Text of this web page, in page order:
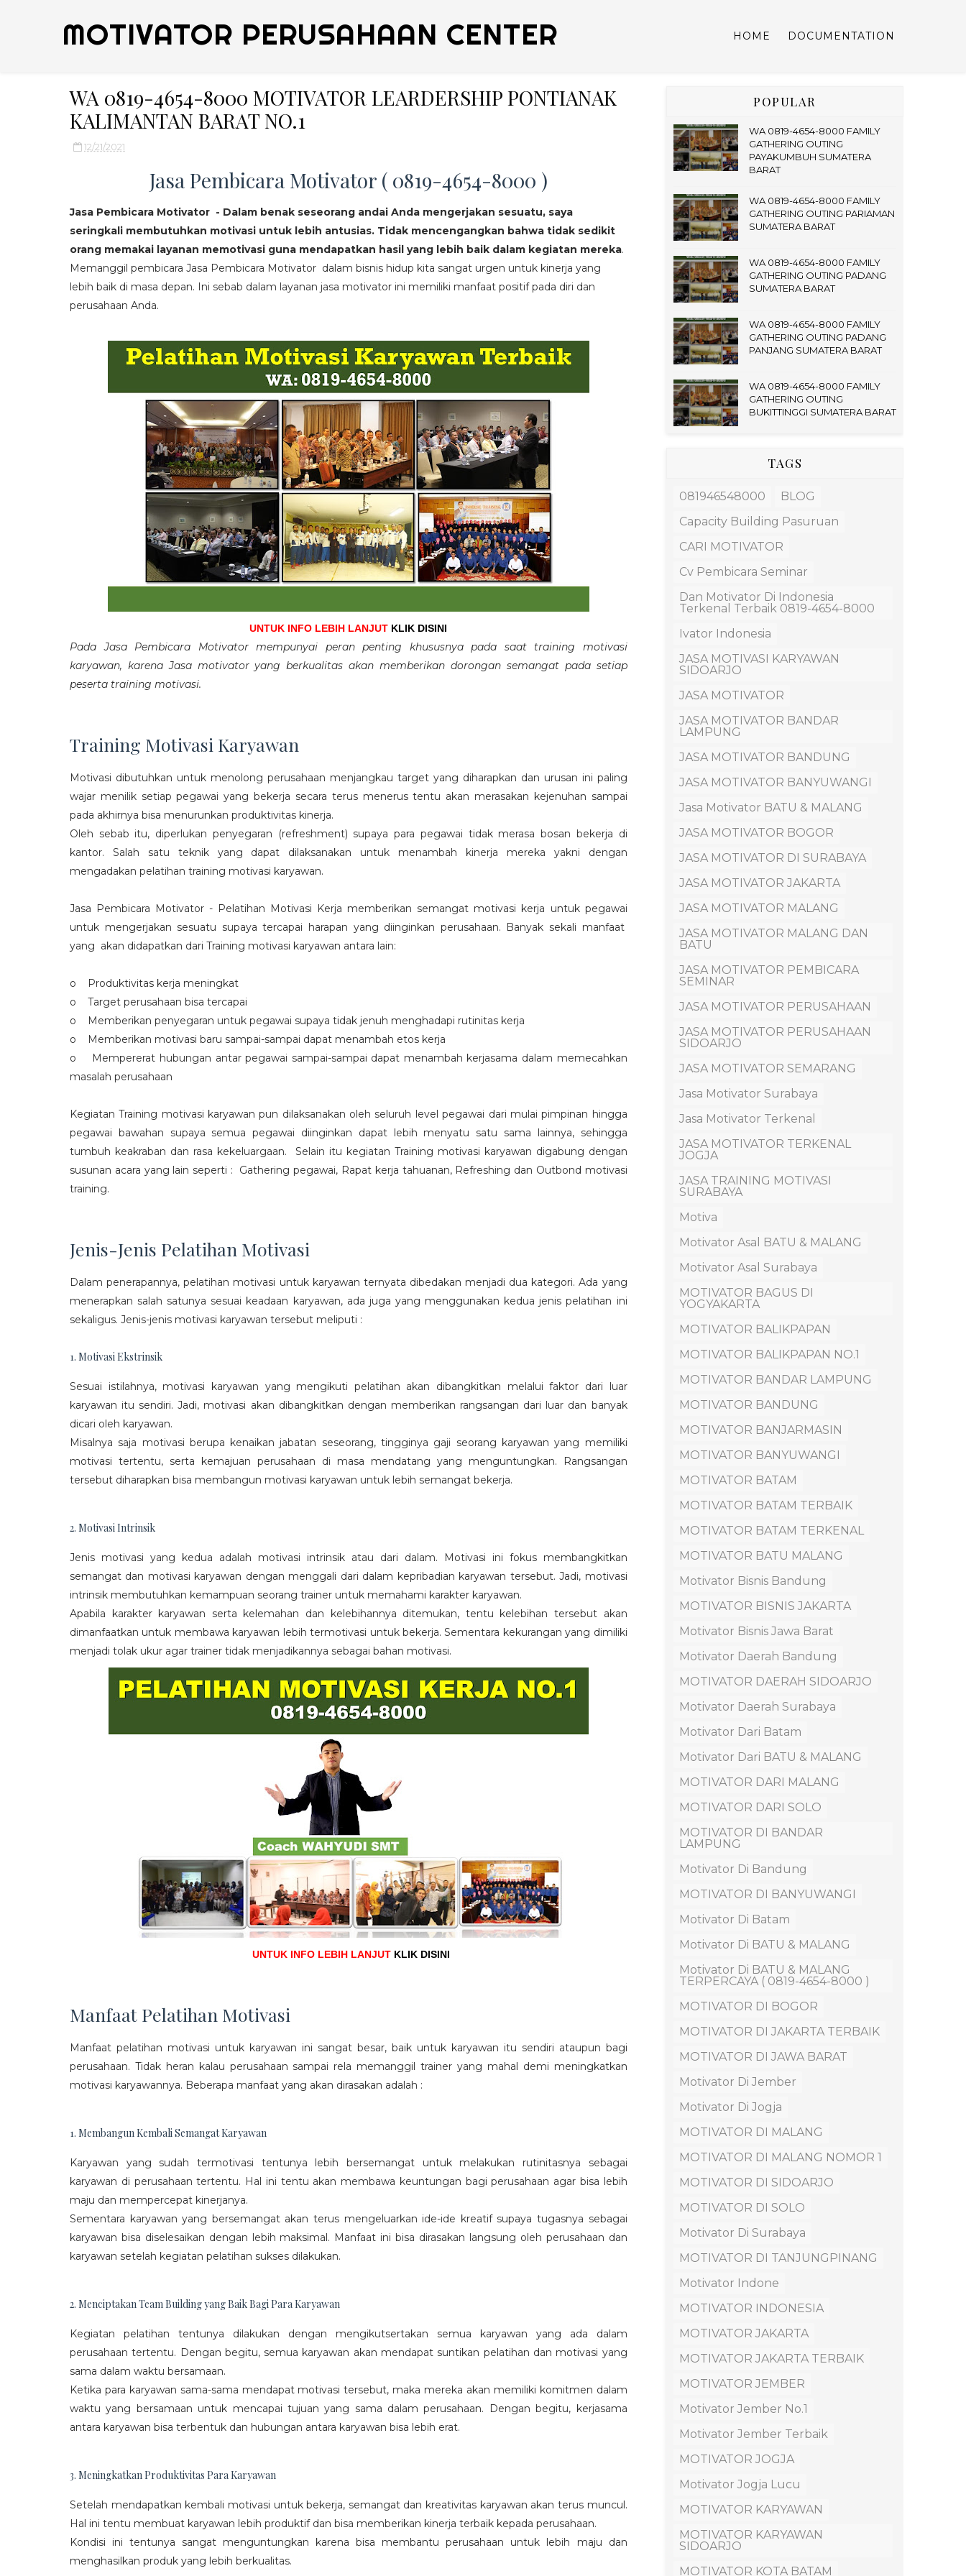
MOTIVATOR PERUSAHAAN CENTER HOME DOCUMENTATION
WA 0819-4654-8000 MOTIVATOR LEARDERSHIP PONTIANAK
KALIMANTAN BARAT NO.1
12/21/2021
Jasa Pembicara Motivator ( 0819-4654-8000 )
Jasa Pembicara Motivator - Dalam benak seseorang andai Anda mengerjakan sesuatu, saya
seringkali membutuhkan motivasi untuk lebih antusias. Tidak mencengangkan bahwa tidak sedikit
orang memakai layanan memotivasi guna mendapatkan hasil yang lebih baik dalam kegiatan mereka.
Memanggil pembicara Jasa Pembicara Motivator dalam bisnis hidup kita sangat urgen untuk kinerja yang
lebih baik di masa depan. Ini sebab dalam layanan jasa motivator ini memiliki manfaat positif pada diri dan
perusahaan Anda.
UNTUK INFO LEBIH LANJUT KLIK DISINI
Pada Jasa Pembicara Motivator mempunyai peran penting khususnya pada saat training motivasi
karyawan, karena Jasa motivator yang berkualitas akan memberikan dorongan semangat pada setiap
peserta training motivasi.
Training Motivasi Karyawan
Motivasi dibutuhkan untuk menolong perusahaan menjangkau target yang diharapkan dan urusan ini paling
wajar menilik setiap pegawai yang bekerja secara terus menerus tentu akan merasakan kejenuhan sampai
pada akhirnya bisa menurunkan produktivitas kinerja.
Oleh sebab itu, diperlukan penyegaran (refreshment) supaya para pegawai tidak merasa bosan bekerja di
kantor. Salah satu teknik yang dapat dilaksanakan untuk menambah kinerja mereka yakni dengan
mengadakan pelatihan training motivasi karyawan.
Jasa Pembicara Motivator - Pelatihan Motivasi Kerja memberikan semangat motivasi kerja untuk pegawai
untuk mengerjakan sesuatu supaya tercapai harapan yang diinginkan perusahaan. Banyak sekali manfaat
yang akan didapatkan dari Training motivasi karyawan antara lain:
o Produktivitas kerja meningkat
o Target perusahaan bisa tercapai
o Memberikan penyegaran untuk pegawai supaya tidak jenuh menghadapi rutinitas kerja
o Memberikan motivasi baru sampai-sampai dapat menambah etos kerja
o Mempererat hubungan antar pegawai sampai-sampai dapat menambah kerjasama dalam memecahkan
masalah perusahaan
Kegiatan Training motivasi karyawan pun dilaksanakan oleh seluruh level pegawai dari mulai pimpinan hingga
pegawai bawahan supaya semua pegawai diinginkan dapat lebih menyatu satu sama lainnya, sehingga
tumbuh keakraban dan rasa kekeluargaan. Selain itu kegiatan Training motivasi karyawan digabung dengan
susunan acara yang lain seperti : Gathering pegawai, Rapat kerja tahuanan, Refreshing dan Outbond motivasi
training.
Jenis-Jenis Pelatihan Motivasi
Dalam penerapannya, pelatihan motivasi untuk karyawan ternyata dibedakan menjadi dua kategori. Ada yang
menerapkan salah satunya sesuai keadaan karyawan, ada juga yang menggunakan kedua jenis pelatihan ini
sekaligus. Jenis-jenis motivasi karyawan tersebut meliputi :
1. Motivasi Ekstrinsik
Sesuai istilahnya, motivasi karyawan yang mengikuti pelatihan akan dibangkitkan melalui faktor dari luar
karyawan itu sendiri. Jadi, motivasi akan dibangkitkan dengan memberikan rangsangan dari luar dan banyak
dicari oleh karyawan.
Misalnya saja motivasi berupa kenaikan jabatan seseorang, tingginya gaji seorang karyawan yang memiliki
motivasi tertentu, serta kemajuan perusahaan di masa mendatang yang menguntungkan. Rangsangan
tersebut diharapkan bisa membangun motivasi karyawan untuk lebih semangat bekerja.
2. Motivasi Intrinsik
Jenis motivasi yang kedua adalah motivasi intrinsik atau dari dalam. Motivasi ini fokus membangkitkan
semangat dan motivasi karyawan dengan menggali dari dalam kepribadian karyawan tersebut. Jadi, motivasi
intrinsik membutuhkan kemampuan seorang trainer untuk memahami karakter karyawan.
Apabila karakter karyawan serta kelemahan dan kelebihannya ditemukan, tentu kelebihan tersebut akan
dimanfaatkan untuk membawa karyawan lebih termotivasi untuk bekerja. Sementara kekurangan yang dimiliki
menjadi tolak ukur agar trainer tidak menjadikannya sebagai bahan motivasi.
UNTUK INFO LEBIH LANJUT KLIK DISINI
Manfaat Pelatihan Motivasi
Manfaat pelatihan motivasi untuk karyawan ini sangat besar, baik untuk karyawan itu sendiri ataupun bagi
perusahaan. Tidak heran kalau perusahaan sampai rela memanggil trainer yang mahal demi meningkatkan
motivasi karyawannya. Beberapa manfaat yang akan dirasakan adalah :
1. Membangun Kembali Semangat Karyawan
Karyawan yang sudah termotivasi tentunya lebih bersemangat untuk melakukan rutinitasnya sebagai
karyawan di perusahaan tertentu. Hal ini tentu akan membawa keuntungan bagi perusahaan agar bisa lebih
maju dan mempercepat kinerjanya.
Sementara karyawan yang bersemangat akan terus mengeluarkan ide-ide kreatif supaya tugasnya sebagai
karyawan bisa diselesaikan dengan lebih maksimal. Manfaat ini bisa dirasakan langsung oleh perusahaan dan
karyawan setelah kegiatan pelatihan sukses dilakukan.
2. Menciptakan Team Building yang Baik Bagi Para Karyawan
Kegiatan pelatihan tentunya dilakukan dengan mengikutsertakan semua karyawan yang ada dalam
perusahaan tertentu. Dengan begitu, semua karyawan akan mendapat suntikan pelatihan dan motivasi yang
sama dalam waktu bersamaan.
Ketika para karyawan sama-sama mendapat motivasi tersebut, maka mereka akan memiliki komitmen dalam
waktu yang bersamaan untuk mencapai tujuan yang sama dalam perusahaan. Dengan begitu, kerjasama
antara karyawan bisa terbentuk dan hubungan antara karyawan bisa lebih erat.
3. Meningkatkan Produktivitas Para Karyawan
Setelah mendapatkan kembali motivasi untuk bekerja, semangat dan kreativitas karyawan akan terus muncul.
Hal ini tentu membuat karyawan lebih produktif dan bisa memberikan kinerja terbaik kepada perusahaan.
Kondisi ini tentunya sangat menguntungkan karena bisa membantu perusahaan untuk lebih maju dan
menghasilkan produk yang lebih berkualitas.
POPULAR
WA 0819-4654-8000 FAMILY
GATHERING OUTING
PAYAKUMBUH SUMATERA
BARAT
WA 0819-4654-8000 FAMILY
GATHERING OUTING PARIAMAN
SUMATERA BARAT
WA 0819-4654-8000 FAMILY
GATHERING OUTING PADANG
SUMATERA BARAT
WA 0819-4654-8000 FAMILY
GATHERING OUTING PADANG
PANJANG SUMATERA BARAT
WA 0819-4654-8000 FAMILY
GATHERING OUTING
BUKITTINGGI SUMATERA BARAT
TAGS
081946548000
BLOG
Capacity Building Pasuruan
CARI MOTIVATOR
Cv Pembicara Seminar
Dan Motivator Di Indonesia
Terkenal Terbaik 0819-4654-8000
Ivator Indonesia
JASA MOTIVASI KARYAWAN
SIDOARJO
JASA MOTIVATOR
JASA MOTIVATOR BANDAR
LAMPUNG
JASA MOTIVATOR BANDUNG
JASA MOTIVATOR BANYUWANGI
Jasa Motivator BATU & MALANG
JASA MOTIVATOR BOGOR
JASA MOTIVATOR DI SURABAYA
JASA MOTIVATOR JAKARTA
JASA MOTIVATOR MALANG
JASA MOTIVATOR MALANG DAN
BATU
JASA MOTIVATOR PEMBICARA
SEMINAR
JASA MOTIVATOR PERUSAHAAN
JASA MOTIVATOR PERUSAHAAN
SIDOARJO
JASA MOTIVATOR SEMARANG
Jasa Motivator Surabaya
Jasa Motivator Terkenal
JASA MOTIVATOR TERKENAL
JOGJA
JASA TRAINING MOTIVASI
SURABAYA
Motiva
Motivator Asal BATU & MALANG
Motivator Asal Surabaya
MOTIVATOR BAGUS DI
YOGYAKARTA
MOTIVATOR BALIKPAPAN
MOTIVATOR BALIKPAPAN NO.1
MOTIVATOR BANDAR LAMPUNG
MOTIVATOR BANDUNG
MOTIVATOR BANJARMASIN
MOTIVATOR BANYUWANGI
MOTIVATOR BATAM
MOTIVATOR BATAM TERBAIK
MOTIVATOR BATAM TERKENAL
MOTIVATOR BATU MALANG
Motivator Bisnis Bandung
MOTIVATOR BISNIS JAKARTA
Motivator Bisnis Jawa Barat
Motivator Daerah Bandung
MOTIVATOR DAERAH SIDOARJO
Motivator Daerah Surabaya
Motivator Dari Batam
Motivator Dari BATU & MALANG
MOTIVATOR DARI MALANG
MOTIVATOR DARI SOLO
MOTIVATOR DI BANDAR
LAMPUNG
Motivator Di Bandung
MOTIVATOR DI BANYUWANGI
Motivator Di Batam
Motivator Di BATU & MALANG
Motivator Di BATU & MALANG
TERPERCAYA ( 0819-4654-8000 )
MOTIVATOR DI BOGOR
MOTIVATOR DI JAKARTA TERBAIK
MOTIVATOR DI JAWA BARAT
Motivator Di Jember
Motivator Di Jogja
MOTIVATOR DI MALANG
MOTIVATOR DI MALANG NOMOR 1
MOTIVATOR DI SIDOARJO
MOTIVATOR DI SOLO
Motivator Di Surabaya
MOTIVATOR DI TANJUNGPINANG
Motivator Indone
MOTIVATOR INDONESIA
MOTIVATOR JAKARTA
MOTIVATOR JAKARTA TERBAIK
MOTIVATOR JEMBER
Motivator Jember No.1
Motivator Jember Terbaik
MOTIVATOR JOGJA
Motivator Jogja Lucu
MOTIVATOR KARYAWAN
MOTIVATOR KARYAWAN
SIDOARJO
MOTIVATOR KOTA BATAM